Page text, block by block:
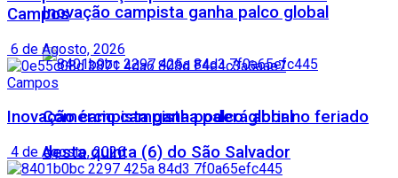
Inovação campista ganha palco global
Comércio campista poderá abrir no feriado
desta quinta (6) do São Salvador
Campos
6 de Agosto, 2026
Campos
Inovação campista ganha palco global
4 de Agosto, 2026